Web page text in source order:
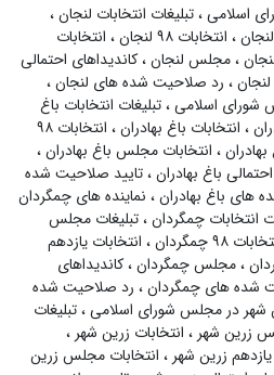
اسلامی،تبلیغات انتخابات لنجان،
، انتخابات ۹۸ لنجان ، انتخابات
،مجلس لنجان،کاندیداهای احتمالی
، رد صلاحیت شده های لنجان،
شورای اسلامی،تبلیغات انتخابات باغ
، انتخابات باغ بهادران،
انتخابات ۹۸
، انتخابات مجلس باغ بهادران،
باغ بهادران،تایید صلاحیت شده
های باغ بهادران، نماینده های چمگردان
انتخابات چمگردان،تبلیغات مجلس
۹۸ چمگردان ، انتخابات یازدهم
،مجلس چمگردان،کاندیداهای
شده های چمگردان، رد صلاحیت شده
شهر در مجلس شورای اسلامی،تبلیغات
زرین شهر ، انتخابات زرین شهر ،
یازدهم زرین شهر ، انتخابات مجلس زرین